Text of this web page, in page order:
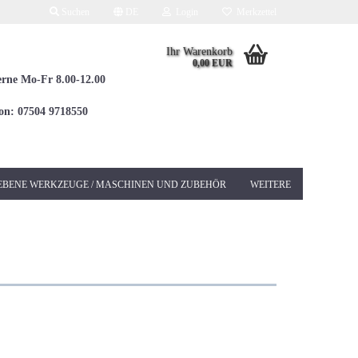
Mo-Fr 8.00-12.00
07504 9718550
Ihr Warenkorb
0,00 EUR
WERKZEUGE / MASCHINEN UND ZUBEHÖR WEITERE
Sanierungsschleifer